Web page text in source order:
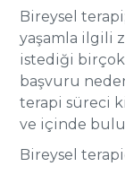
Bireysel
yaşamla ilgili
istediği
başvuru
terapi süreci
ve içinde
Bireysel